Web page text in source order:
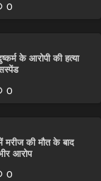
0
के आरोपी की हत्या
0
की मौत के बाद
आरोप
0